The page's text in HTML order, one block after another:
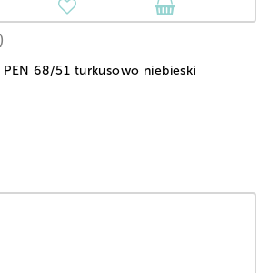
PEN 68/51 turkusowo niebieski